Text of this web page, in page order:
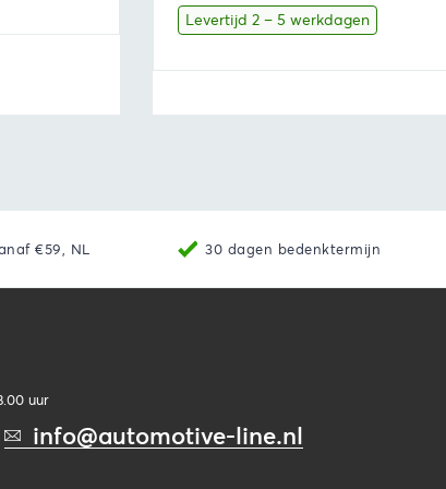
Levertijd 2 – 5 werkdagen
€59, NL 30 dagen bedenktermijn
uur
info@automotive-line.nl